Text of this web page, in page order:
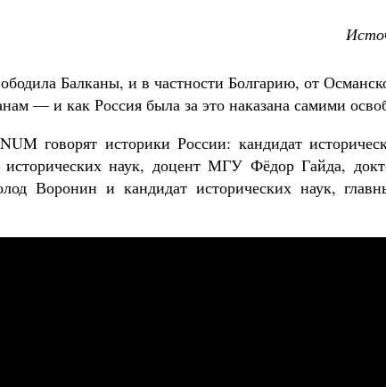
Балканы, и в частности Болгарию, от
— и как Россия была за это наказана самими
говорят историки России: кандидат
наук, доцент МГУ Фёдор Гайда,
Воронин и кандидат исторических наук,
Как найти своё место в жизни
Кирилл Мурышев